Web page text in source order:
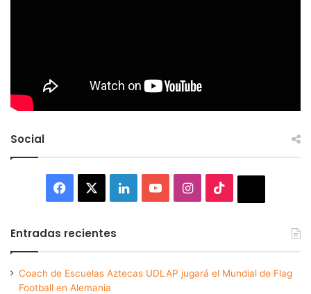
Social
Facebook LinkedInYouTubeInstagram
Entradas recientes
Coach de Escuelas Aztecas UDLAP jugará el Mundial de Flag
Football en Alemania